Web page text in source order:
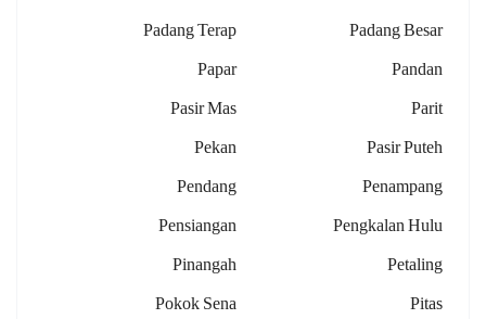
Padang Besar
Padang Terap
Pandan
Papar
Parit
Pasir Mas
Pasir Puteh
Pekan
Penampang
Pendang
Pengkalan Hulu
Pensiangan
Petaling
Pinangah
Pitas
Pokok Sena